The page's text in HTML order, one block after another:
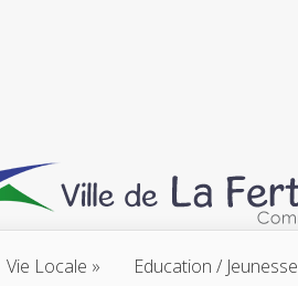
Vie Locale Education / Jeunesse